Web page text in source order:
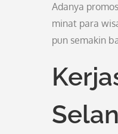
Adanya
minat para
pun semakin